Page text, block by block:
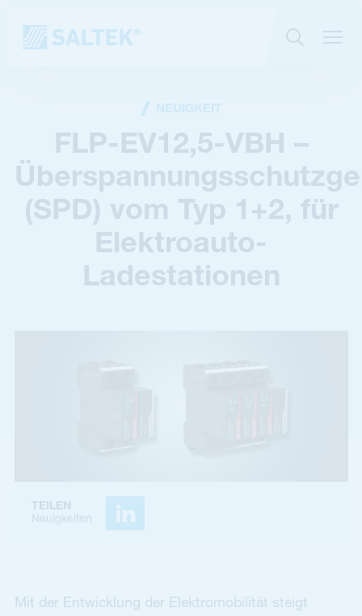
NEUIGKEIT
FLP-EV12,5-VBH –
(SPD) vom Typ 1+2, für
Elektroauto-
Ladestationen
TEILEN
Neuigkeiten
Mit der Entwicklung der Elektromobilität steigt